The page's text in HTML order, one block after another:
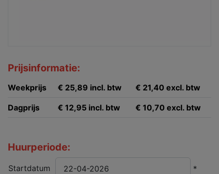
Prijsinformatie:
Weekprijs € 25,89 incl. btw € 21,40 excl. btw
Dagprijs € 12,95 incl. btw € 10,70 excl. btw
Huurperiode:
Startdatum *